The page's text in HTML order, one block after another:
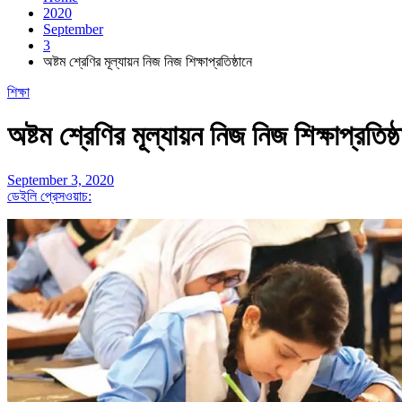
2020
September
3
অষ্টম শ্রেণির মূল্যায়ন নিজ নিজ শিক্ষাপ্রতিষ্ঠানে
শিক্ষা
অষ্টম শ্রেণির মূল্যায়ন নিজ নিজ
September 3, 2020
ডেইলি প্রেসওয়াচ: